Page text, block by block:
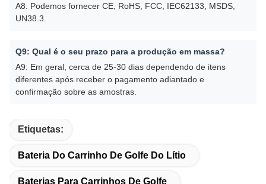
A8: Podemos fornecer CE, RoHS, FCC, IEC62133, MSDS,
UN38.3.
Q9: Qual é o seu prazo para a produção em massa?
A9: Em geral, cerca de 25-30 dias dependendo de itens
diferentes após receber o pagamento adiantado e
confirmação sobre as amostras.
Etiquetas:
Bateria Do Carrinho De Golfe Do Lítio
Baterias Para Carrinhos De Golfe